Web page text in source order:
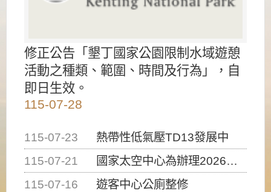
修正公告「墾丁國家公園限制水域遊憩
活動之種類、範圍、時間及行為」，自
即日生效。
115-07-28
115-07-23
熱帶性低氣壓TD13發展中
115-07-21
國家太空中心為辦理2026台灣盃火箭競賽，陸、海、空域警戒及協調相關事宜，因颱風備案事宜
115-07-16
遊客中心公廁整修